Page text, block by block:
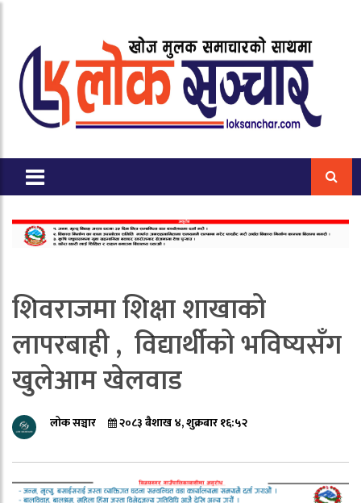
शिवराजमा शिक्षा शाखाको
लापरबाही , विद्यार्थीको भविष्यसँग
खुलेआम खेलवाड
लोक सञ्चार २०८३ बैशाख ४, शुक्रबार १६:५२